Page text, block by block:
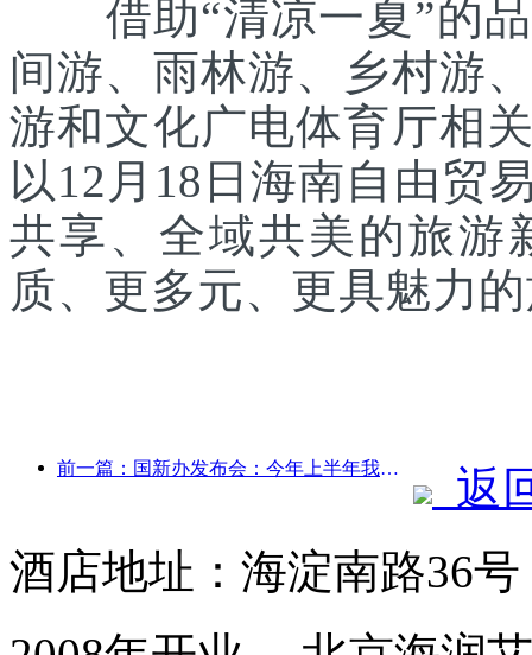
借助“清凉一夏”的品
间游、雨林游、乡村游
游和文化广电体育厅相
以12月18日海南自由贸
共享、全域共美的旅游
质、更多元、更具魅力
前一篇：国新办发布会：今年上半年我国跨境旅行收入增长42%
返
酒店地址：海淀南路36